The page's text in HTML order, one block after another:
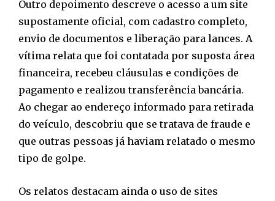
Outro depoimento descreve o acesso a um site
supostamente oficial, com cadastro completo,
envio de documentos e liberação para lances. A
vítima relata que foi contatada por suposta área
financeira, recebeu cláusulas e condições de
pagamento e realizou transferência bancária.
Ao chegar ao endereço informado para retirada
do veículo, descobriu que se tratava de fraude e
que outras pessoas já haviam relatado o mesmo
tipo de golpe.
Os relatos destacam ainda o uso de sites